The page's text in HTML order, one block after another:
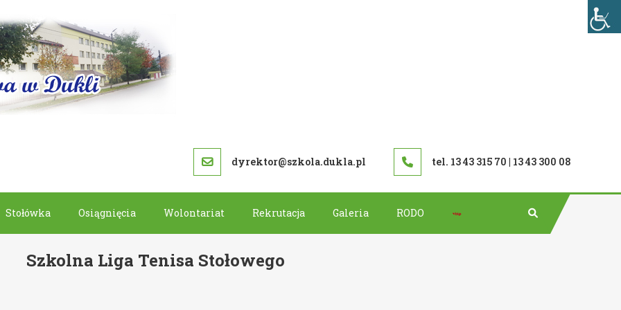
dyrektor@szkola.dukla.pl tel. 13 43 315 70 | 13 43 300 08
Stołówka Osiągnięcia Wolontariat Rekrutacja Galeria RODO Bip
Szkolna Liga Tenisa Stołowego